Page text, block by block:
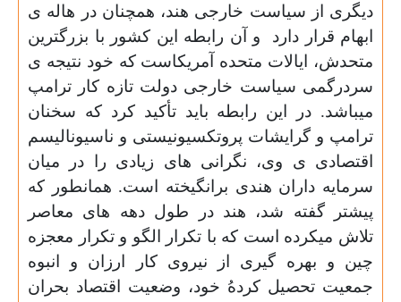
ديگرى از سياست خارجى هند، همچنان در هاله ى
ابهام قرار دارد
و آن رابطه اين كشور با بزرگترين
متحدش، ايالات متحده آمريكاست كه خود نتيجه ى
سردرگمى سياست خارجى دولتتازه کار
ترامپ
ميباشد. در اين رابطه بايد تأكيدکرد كه سخنان
ترامپ و گرايشات پروتكسيونيستى و ناسيوناليسم
اقتصادى ى وى، نگرانى هاى زيادى را در ميان
سرمايه داران هندى برانگيخته است. همانطور كه
پيشتر گفته شد، هند در طول دهه هاى معاصر
تلاش ميكرده است كه با تكرار الگو و تكرار معجزه
چين و بهره گيرى از نيروى كار ارزان و انبوه
جمعيت تحصيل كردهُ خود، وضعيت اقتصاد بحران